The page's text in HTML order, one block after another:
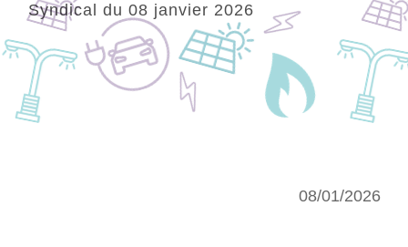
Syndical du 08 janvier 2026
08/01/2026